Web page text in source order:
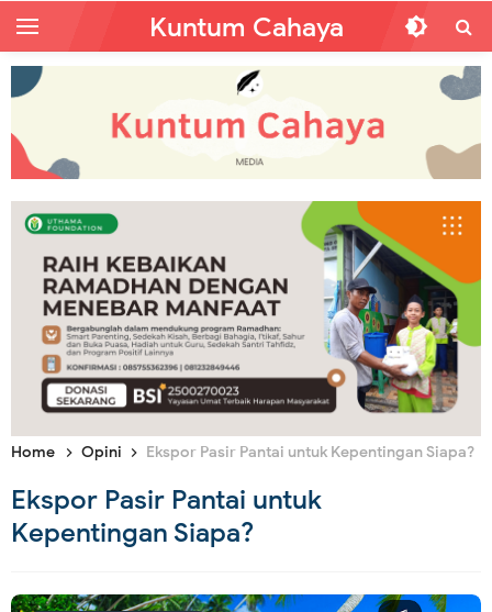
Kuntum Cahaya
Home Opini Ekspor Pasir Pantai untuk Kepentingan Siapa?
Ekspor Pasir Pantai untuk
Kepentingan Siapa?